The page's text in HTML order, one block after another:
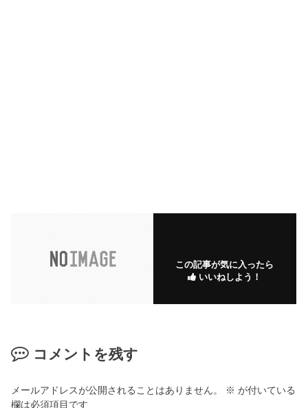
この記事が気に入ったら
いいねしよう！
コメントを残す
メールアドレスが公開されることはありません。 ※ が付いている
欄は必須項目です